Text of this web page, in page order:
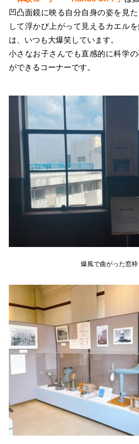
凹凸面鏡に映る自分自身の姿を見
して浮かび上がって見えるカエル
は、いつも大爆笑しています。
小さなお子さんでも直感的に科学
ができるコーナーです。
爆風で曲がった窓枠